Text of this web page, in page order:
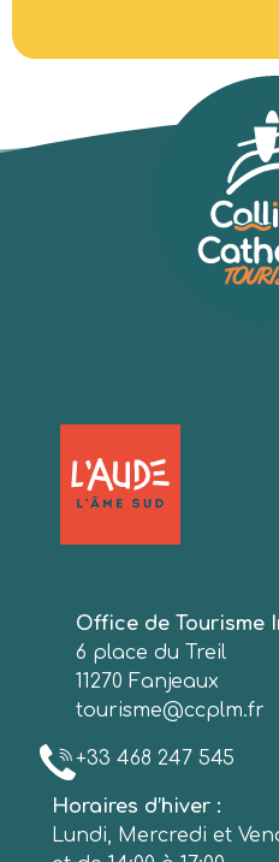
Office de Tourisme
6 place du Treil
11270 Fanjeaux
tourisme@ccplm.fr
+33 468 247 545
Horaires d’hiver :
Lundi, Mercredi et